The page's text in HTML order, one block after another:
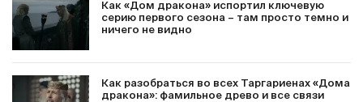
Как «Дом дракона» испортил ключевую
серию первого сезона – там просто темно и
ничего не видно
Как разобраться во всех Таргариенах «Дома
дракона»: фамильное древо и все связи